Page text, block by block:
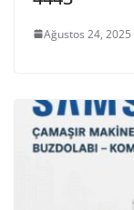
Ağustos 24, 2025